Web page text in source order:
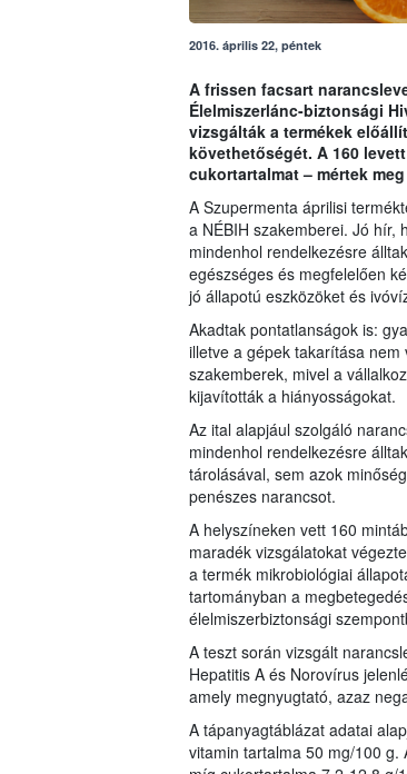
2016. április 22, péntek
A frissen facsart
Élelmiszerlánc-biztonsági
vizsgálták a termékek
követhetőségét. A 160
cukortartalmat – mértek
A Szupermenta áprilisi
a NÉBIH szakemberei. Jó hír,
mindenhol rendelkezésre
egészséges és megfelelően
jó állapotú eszközöket és
Akadtak pontatlanságok is:
illetve a gépek takarítása
szakemberek, mivel a
kijavították a hiányosságokat.
Az ital alapjául szolgáló
mindenhol rendelkezésre
tárolásával, sem azok
penészes narancsot.
A helyszíneken vett 160
maradék vizsgálatokat
a termék mikrobiológiai
tartományban a
élelmiszerbiztonsági
A teszt során vizsgált
Hepatitis A és Norovírus
amely megnyugtató, azaz
A tápanyagtáblázat adatai
vitamin tartalma 50 mg/100 g.